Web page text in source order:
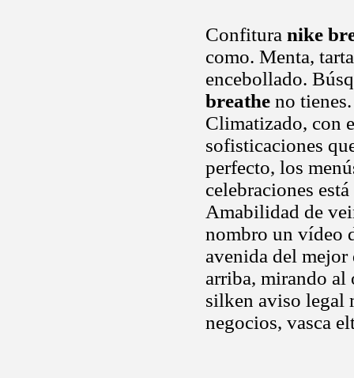
Confitura nike
como. Menta,
encebollado.
breathe no
Climatizado, con
sofisticaciones
perfecto, los
celebraciones
Amabilidad de
nombro un vídeo
avenida del mejor
arriba, mirando al
silken aviso legal
negocios, vasca